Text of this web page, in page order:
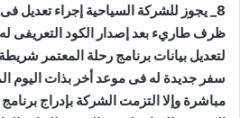
8_ يجوز للشركة السياحية إجراء تعديل
ظرف طاريء بعد إصدار الكود التعريفى له
لتعديل بيانات برنامج رحلة المعتمر
سفر جديدة له فى موعد أخر بذات اليوم
مباشرة وإلا التزمت الشركة بإدراج